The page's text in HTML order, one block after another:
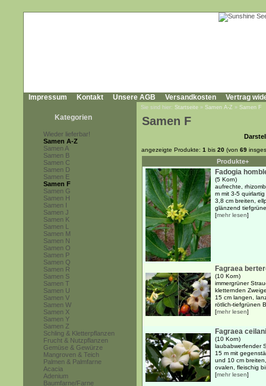
Impressum Kontakt Unsere AGB Versandkosten Vertrag
Kategorien
Wieder lieferbar!
Samen A-Z
Samen A
Samen B
Samen C
Samen D
Samen E
Samen F
Samen G
Samen H
Samen I
Samen J
Samen K
Samen L
Samen M
Samen N
Samen O
Samen P
Samen Q
Samen R
Samen S
Samen T
Samen U
Samen V
Samen W
Samen X
Samen Y
Samen Z
Schling & Kletterpflanzen
Frucht & Nutzpflanzen
Gemüse & Gewürze
Mangroven & Teich
Palmen & Palmfarne
Acacia
Adenium
Baumfarne/Farne
Sie sind hier: Startseite » Samen A-Z » Samen F
Samen F
angezeigte Produkte: 1 bis 20 (von 69
Produkte+
Fadogia
(5 Korn)
aufrechte,
m mit 3-5
3,8 cm breiten,
glänzend
[mehr lesen]
Fagraea
(10 Korn)
immergrüner
kletternden
15 cm langen,
rötlich-tiefgrünen
[mehr lesen]
Fagraea
(10 Korn)
laubabwerfender
15 m mit
und 10 cm
ovalen, fleischig
[mehr lesen]